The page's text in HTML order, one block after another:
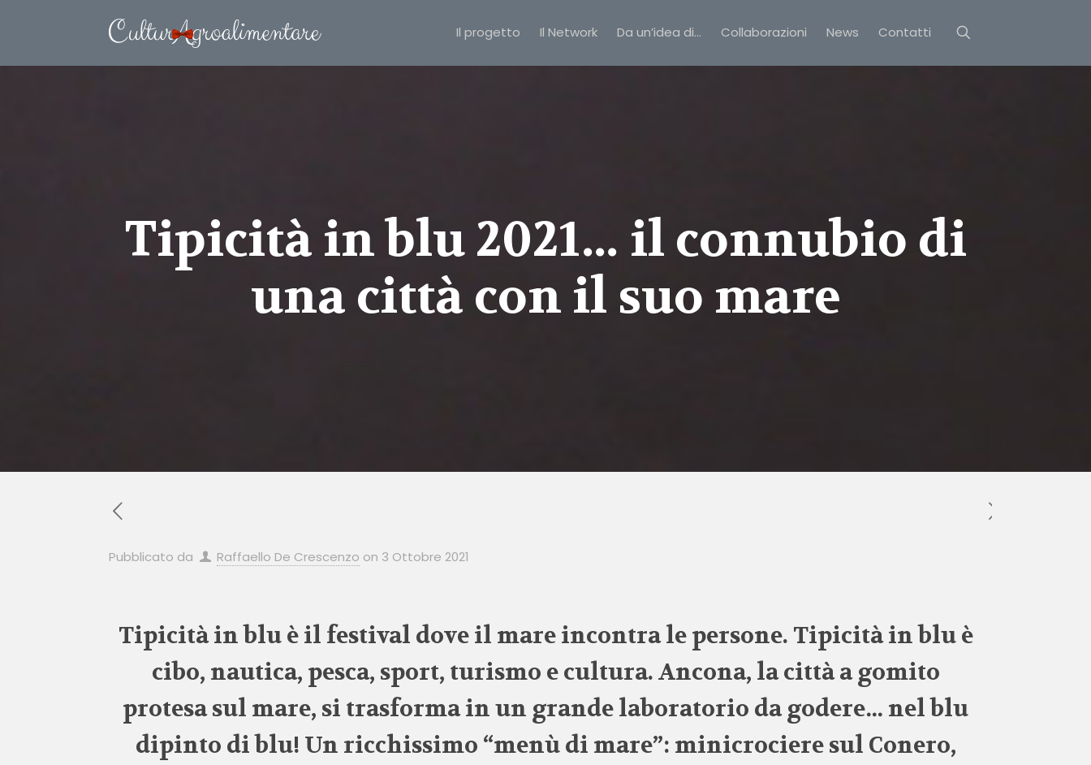
Il progetto Il Network Da un’idea di… Collaborazioni News Contatti
Tipicità in blu 2021… il connubio di
una città con il suo mare
Pubblicato da Raffaello De Crescenzo on 3 Ottobre 2021
Tipicità in blu è il festival dove il mare incontra le persone. Tipicità in blu è
cibo, nautica, pesca, sport, turismo e cultura. Ancona, la città a gomito
protesa sul mare, si trasforma in un grande laboratorio da godere… nel blu
dipinto di blu! Un ricchissimo “menù di mare”: minicrociere sul Conero,